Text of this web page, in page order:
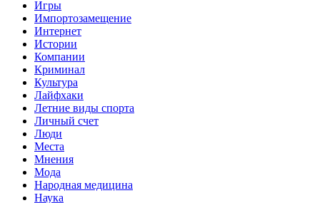
Игры
Импортозамещение
Интернет
Истории
Компании
Криминал
Культура
Лайфхаки
Летние виды спорта
Личный счет
Люди
Места
Мнения
Мода
Народная медицина
Наука